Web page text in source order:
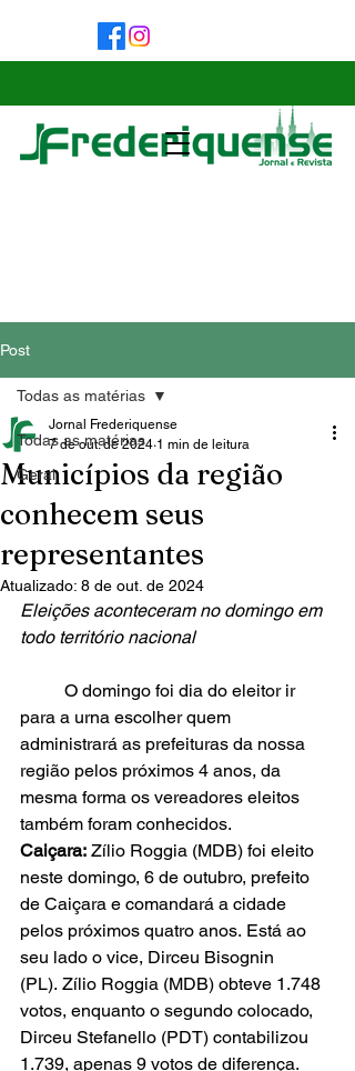
Post
Todas as matérias
Geral
Todas as matérias
Municípios da região
conhecem seus
representantes
Jornal Frederiquense
7 de out. de 2024 1 min de leitura
Atualizado: 8 de out. de 2024
Eleições aconteceram no domingo em
todo território nacional
para a urna escolher quem
administrará as prefeituras da nossa
região pelos próximos 4 anos, da
mesma forma os vereadores eleitos
também foram conhecidos.
Caiçara: Zílio Roggia (MDB) foi eleito
neste domingo, 6 de outubro, prefeito
de Caiçara e comandará a cidade
pelos próximos quatro anos. Está ao
seu lado o vice, Dirceu Bisognin
(PL). Zílio Roggia (MDB) obteve 1.748
votos, enquanto o segundo colocado,
Dirceu Stefanello (PDT) contabilizou
1.739, apenas 9 votos de diferença.